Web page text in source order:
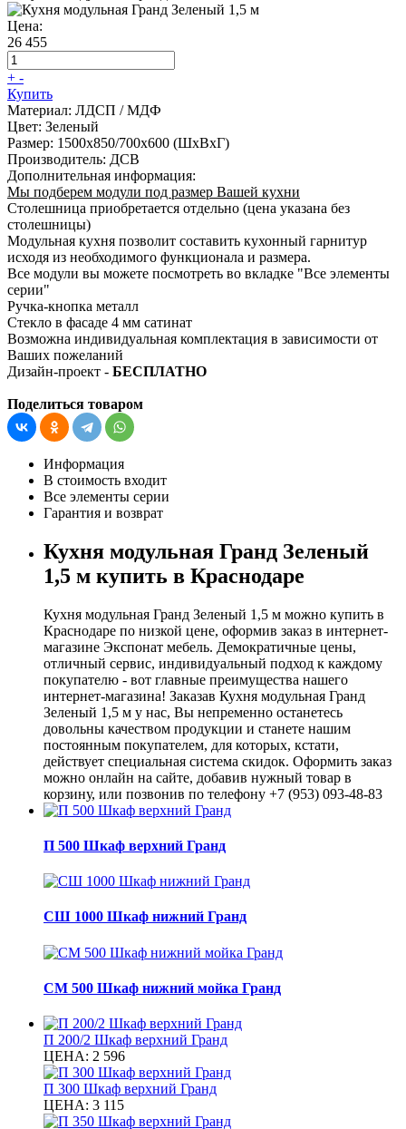
Цена:
26 455
+ -
Купить
Материал: ЛДСП / МДФ
Цвет: Зеленый
Размер: 1500х850/700х600 (ШхВхГ)
Производитель: ДСВ
Дополнительная информация:
Мы подберем модули под размер Вашей кухни
Столешница приобретается отдельно (цена указана без
столешницы)
Модульная кухня позволит составить кухонный гарнитур
исходя из необходимого функционала и размера.
Все модули вы можете посмотреть во вкладке "Все элементы
серии"
Ручка-кнопка металл
Стекло в фасаде 4 мм сатинат
Возможна индивидуальная комплектация в зависимости от
Ваших пожеланий
Дизайн-проект - БЕСПЛАТНО
Поделиться товаром
Информация
В стоимость входит
Все элементы серии
Гарантия и возврат
Кухня модульная Гранд Зеленый
1,5 м купить в Краснодаре
Кухня модульная Гранд Зеленый 1,5 м можно купить в
Краснодаре по низкой цене, оформив заказ в интернет-
магазине Экспонат мебель. Демократичные цены,
отличный сервис, индивидуальный подход к каждому
покупателю - вот главные преимущества нашего
интернет-магазина! Заказав Кухня модульная Гранд
Зеленый 1,5 м у нас, Вы непременно останетесь
довольны качеством продукции и станете нашим
постоянным покупателем, для которых, кстати,
действует специальная система скидок. Оформить заказ
можно онлайн на сайте, добавив нужный товар в
корзину, или позвонив по телефону +7 (953) 093-48-83
П 500 Шкаф верхний Гранд
СШ 1000 Шкаф нижний Гранд
СМ 500 Шкаф нижний мойка Гранд
П 200/2 Шкаф верхний Гранд
ЦЕНА: 2 596
П 300 Шкаф верхний Гранд
ЦЕНА: 3 115